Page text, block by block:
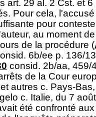
art. 29 al. 2 Cst. et 6
Pour cela,
pour
au moment
de la procédure (
6b/ee p. 136/
consid. 2b/aa, 459/
de la Cour
autres c. Pays-
c. Italie, du 7
été confronté